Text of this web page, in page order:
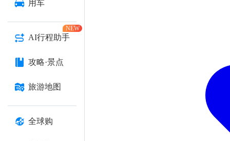
用车
AI行程助手
NEW
攻略·景点
旅游地图
全球购